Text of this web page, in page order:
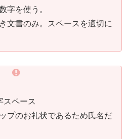
字を使う。
文書のみ。スペースを適切に
スペース
プのお礼状であるため氏名だ